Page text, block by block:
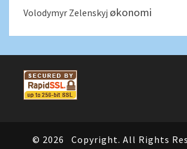
Volodymyr Zelenskyj økonomi
© 2026 Copyright. All Rights